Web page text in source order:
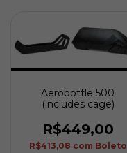
Aerobottle 500
(includes cage)
R$449,00
R$413,08 com Boleto